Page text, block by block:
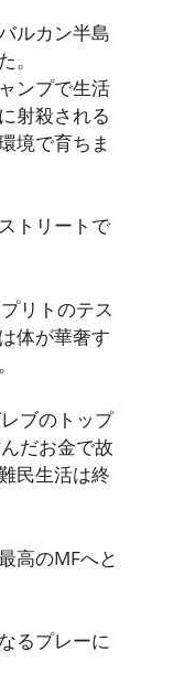
ルカン半島
。
ンプで生活
射殺される
境で育ちま
トリートで
リトのテス
体が華奢す
ブのトップ
だお金で故
民生活は終
高のMFへと
るプレーに